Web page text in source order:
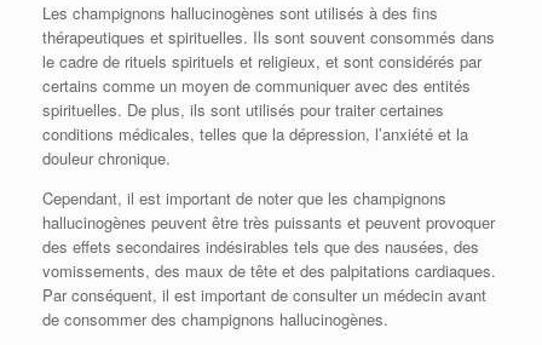
Les champignons hallucinogènes sont utilisés à des fins
thérapeutiques et spirituelles. Ils sont souvent consommés dans
le cadre de rituels spirituels et religieux, et sont considérés par
certains comme un moyen de communiquer avec des entités
spirituelles. De plus, ils sont utilisés pour traiter certaines
conditions médicales, telles que la dépression, l’anxiété et la
douleur chronique.
Cependant, il est important de noter que les champignons
hallucinogènes peuvent être très puissants et peuvent provoquer
des effets secondaires indésirables tels que des nausées, des
vomissements, des maux de tête et des palpitations cardiaques.
Par conséquent, il est important de consulter un médecin avant
de consommer des champignons hallucinogènes.